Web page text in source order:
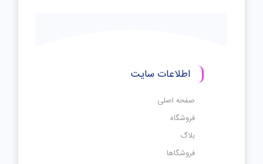
اطلاعات سایت
صفحه اصلی
فروشگاه
بلاگ
فروشگاها